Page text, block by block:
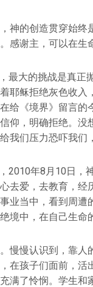
神的创造贯穿始
感谢主，可以在生
最大的挑战是真
耶稣拒绝灰色收
给《境界》留言
仰，明确拒绝。
我们压力恐吓我们
2010年8月10日
去爱，去教育，
业当中，看到周
境中，在自己生命
慢慢认识到，靠
在孩子们面前，
满了怜悯。学生